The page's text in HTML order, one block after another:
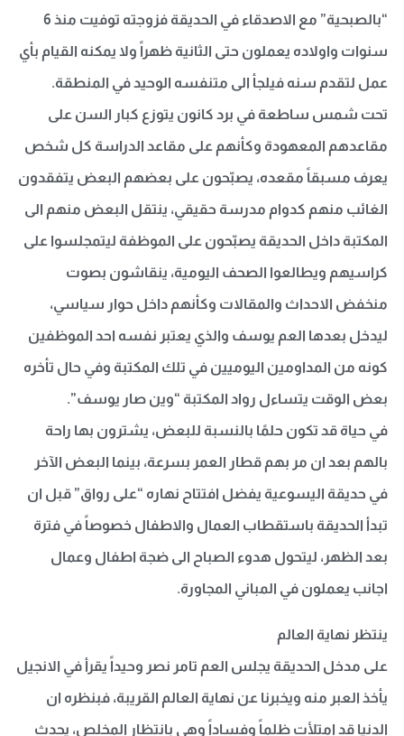
“بالصبحية” مع الاصدقاء في الحديقة فزوجته توفيت منذ 6
سنوات واولاده يعملون حتى الثانية ظهراً ولا يمكنه القيام بأي
عمل لتقدم سنه فيلجأ الى متنفسه الوحيد في المنطقة.
تحت شمس ساطعة في برد كانون يتوزع كبار السن على
مقاعدهم المعهودة وكأنهم على مقاعد الدراسة كل شخص
يعرف مسبقاً مقعده، يصبّحون على بعضهم البعض يتفقدون
الغائب منهم كدوام مدرسة حقيقي، ينتقل البعض منهم الى
المكتبة داخل الحديقة يصبّحون على الموظفة ليتمجلسوا على
كراسيهم ويطالعوا الصحف اليومية، ينقاشون بصوت
منخفض الاحداث والمقالات وكأنهم داخل حوار سياسي،
ليدخل بعدها العم يوسف والذي يعتبر نفسه احد الموظفين
كونه من المداومين اليوميين في تلك المكتبة وفي حال تأخره
بعض الوقت يتساءل رواد المكتبة “وين صار يوسف”.
في حياة قد تكون حلمًا بالنسبة للبعض، يشترون بها راحة
بالهم بعد ان مر بهم قطار العمر بسرعة، بينما البعض الآخر
في حديقة اليسوعية يفضل افتتاح نهاره “على رواق” قبل ان
تبدأ الحديقة باستقطاب العمال والاطفال خصوصاً في فترة
بعد الظهر، ليتحول هدوء الصباح الى ضجة اطفال وعمال
اجانب يعملون في المباني المجاورة.
ينتظر نهاية العالم
على مدخل الحديقة يجلس العم تامر نصر وحيداً يقرأ في الانجيل
يأخذ العبر منه ويخبرنا عن نهاية العالم القريبة، فبنظره ان
الدنيا قد امتلأت ظلماً وفساداً وهي بانتظار المخلص، يحدث